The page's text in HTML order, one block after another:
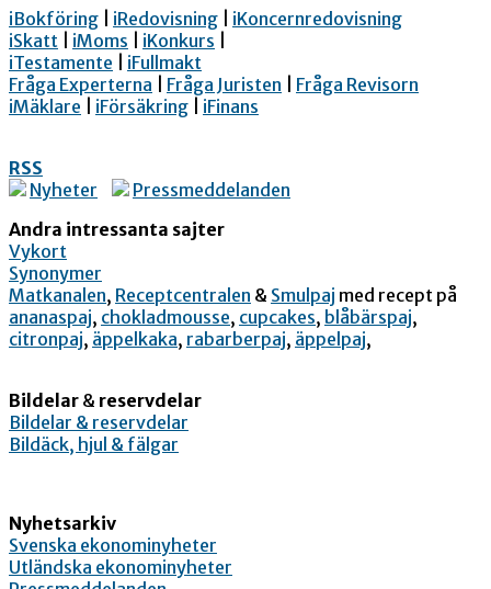
iBokföring
iRedovisning
iKoncernredovisning
iSkatt
iMoms iKonkurs
iTestamente
iFullmakt
Fråga Experterna
Fråga Juristen
Fråga Revisorn
iMäklare
iFörsäkring iFinans
RSS
Nyheter
Pressmeddelanden
Andra intressanta sajter
Vykort
Synonymer
Matkanalen, Receptcentralen & Smulpaj med recept på
ananaspaj, chokladmousse, cupcakes, blåbärspaj,
citronpaj, äppelkaka, rabarberpaj, äppelpaj,
Bildelar & reservdelar
Bildelar & reservdelar
Bildäck, hjul & fälgar
Nyhetsarkiv
Svenska ekonominyheter
Utländska ekonominyheter